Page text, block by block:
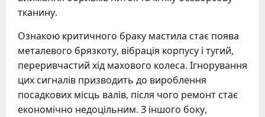
тканину.
Ознакою критичного браку мастила стає поява
металевого брязкоту, вібрація корпусу і тугий,
переривчастий хід махового колеса. Ігнорування
цих сигналів призводить до вироблення
посадкових місць валів, після чого ремонт стає
економічно недоцільним. З іншого боку,